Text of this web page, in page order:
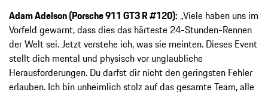
Adam Adelson (Porsche 911 GT3 R #120): „Viele haben uns im
Vorfeld gewarnt, dass dies das härteste 24-Stunden-Rennen
der Welt sei. Jetzt verstehe ich, was sie meinten. Dieses Event
stellt dich mental und physisch vor unglaubliche
Herausforderungen. Du darfst dir nicht den geringsten Fehler
erlauben. Ich bin unheimlich stolz auf das gesamte Team, alle